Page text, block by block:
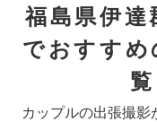
福島県伊
でおすすめ
覧
カップルの出張撮影